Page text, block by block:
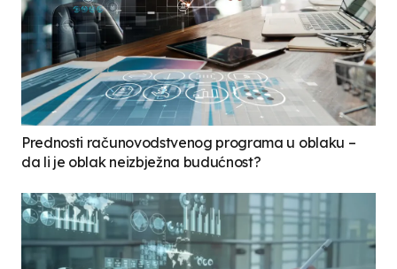
Prednosti računovodstvenog programa u oblaku –
da li je oblak neizbježna budućnost?